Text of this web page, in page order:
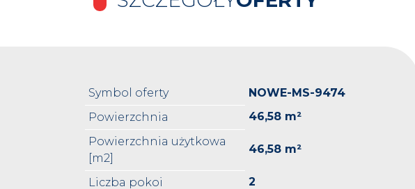
Symbol oferty
NOWE-MS-9474
Powierzchnia
46,58 m²
Powierzchnia użytkowa
[m2]
46,58 m²
Liczba pokoi
2